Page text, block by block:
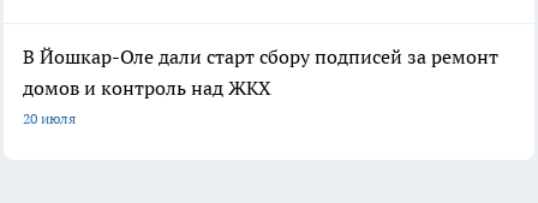
В Йошкар-Оле дали старт сбору подписей за ремонт
домов и контроль над ЖКХ
20 июля